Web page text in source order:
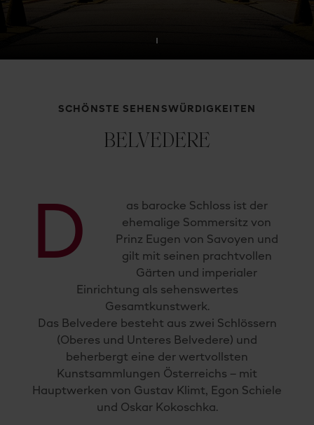
SCHÖNSTE SEHENSWÜRDIGKEITEN
BELVEDERE
D
as barocke Schloss ist der
ehemalige Sommersitz von
Prinz Eugen von Savoyen und
gilt mit seinen prachtvollen
Gärten und imperialer
Einrichtung als sehenswertes
Gesamtkunstwerk.
Das Belvedere besteht aus zwei Schlössern
(Oberes und Unteres Belvedere) und
beherbergt eine der wertvollsten
Kunstsammlungen Österreichs – mit
Hauptwerken von Gustav Klimt, Egon Schiele
und Oskar Kokoschka.